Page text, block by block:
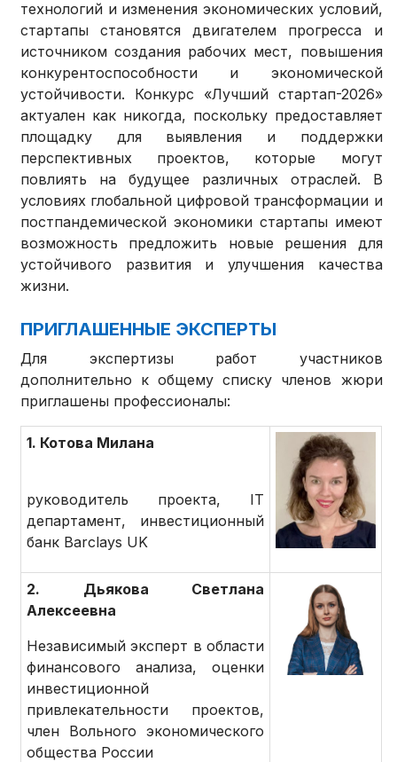
технологий и изменения экономических условий,
стартапы становятся двигателем прогресса и
источником создания рабочих мест, повышения
конкурентоспособности и экономической
устойчивости. Конкурс «Лучший стартап-2026»
актуален как никогда, поскольку предоставляет
площадку для выявления и поддержки
перспективных проектов, которые могут
повлиять на будущее различных отраслей. В
условиях глобальной цифровой трансформации и
постпандемической экономики стартапы имеют
возможность предложить новые решения для
устойчивого развития и улучшения качества
жизни.
ПРИГЛАШЕННЫЕ ЭКСПЕРТЫ
Для экспертизы работ участников
дополнительно к общему списку членов жюри
приглашены профессионалы:
1. Котова Милана
руководитель проекта, IT
департамент, инвестиционный
банк Barclays UK
2. Дьякова Светлана
Алексеевна
Независимый эксперт в области
финансового анализа, оценки
инвестиционной
привлекательности проектов,
член Вольного экономического
общества России